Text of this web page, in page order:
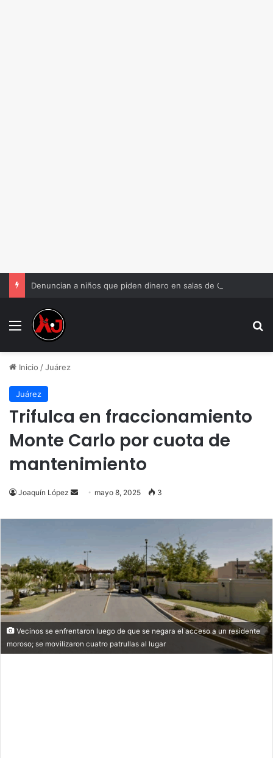
Menu
Inicio /Juárez
Juárez
Trifulca en fraccionamiento
Monte Carlo por cuota de
mantenimiento
Joaquín López
Send
email
mayo 8, 2025 3
Vecinos se enfrentaron luego de que se negara el acceso a un residente
moroso; se movilizaron cuatro patrullas al lugar